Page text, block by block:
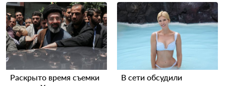
Раскрыто время съемки
В сети обсудили